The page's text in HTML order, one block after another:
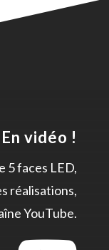
En vidéo !
5 faces LED,
réalisations,
YouTube.